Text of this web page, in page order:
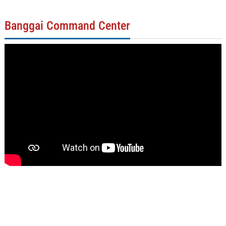
Banggai Command Center